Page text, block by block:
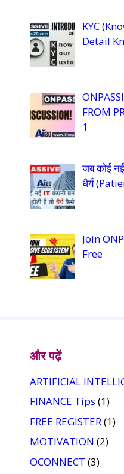
KYC
Detail
FROM
1
जब कोई नई
धैर्य
Join
Free
और पढ़ें
ARTIFICIAL
FINANCE Tips (1)
FREE REGISTER(1)
MOTIVATION (2)
OCONNECT (3)